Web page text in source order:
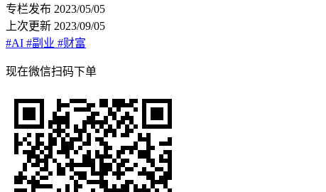
专栏发布 2023/05/05
上次更新 2023/09/05
#AI #副业 #财富
现在微信扫码下单